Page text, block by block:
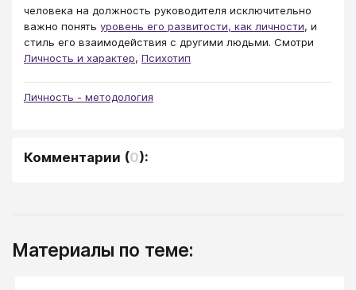
человека на должность руководителя исключительно
важно понять уровень его развитости, как личности, и
стиль его взаимодействия с другими людьми. Смотри
Личность и характер, Психотип
Личность - методология
Комментарии (0):
Материалы по теме: